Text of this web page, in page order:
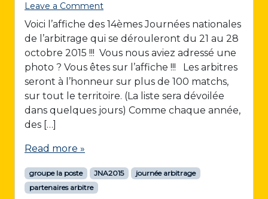
Leave a Comment
Voici l’affiche des 14èmes Journées nationales
de l’arbitrage qui se dérouleront du 21 au 28
octobre 2015 !!! Vous nous aviez adressé une
photo ? Vous êtes sur l’affiche !!! Les arbitres
seront à l’honneur sur plus de 100 matchs,
sur tout le territoire. (La liste sera dévoilée
dans quelques jours) Comme chaque année,
des […]
Read more »
groupe la poste JNA2015
journée arbitrage
partenaires arbitre